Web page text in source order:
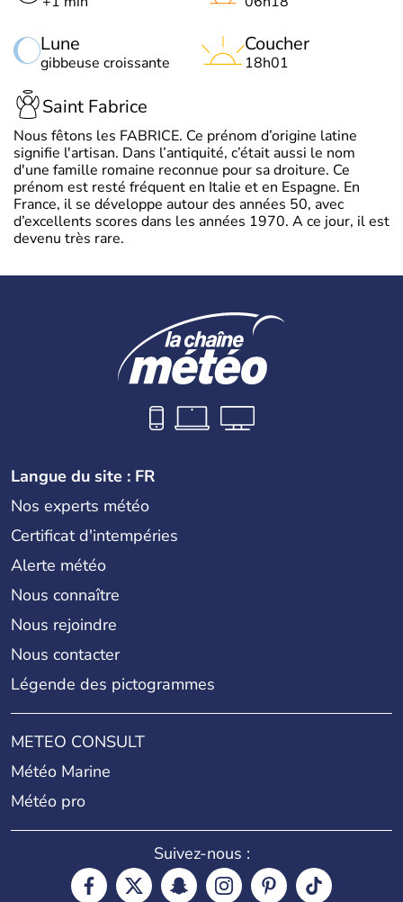
Lune
gibbeuse croissante
Coucher
18h01
Saint Fabrice
Nous fêtons les FABRICE. Ce prénom d’origine latine
signifie l'artisan. Dans l’antiquité, c’était aussi le nom
d'une famille romaine reconnue pour sa droiture. Ce
prénom est resté fréquent en Italie et en Espagne. En
France, il se développe autour des années 50, avec
d’excellents scores dans les années 1970. A ce jour, il est
devenu très rare.
Langue du site : FR
Nos experts météo
Certificat d'intempéries
Alerte météo
Nous connaître
Nous rejoindre
Nous contacter
Légende des pictogrammes
METEO CONSULT
Météo Marine
Météo pro
Suivez-nous :